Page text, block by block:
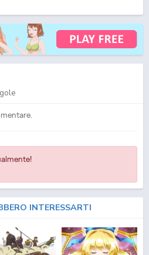
INTERESSARTI